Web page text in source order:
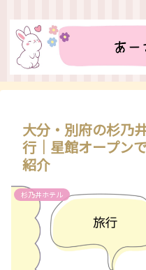
大分・別府の杉乃
行｜星館オープン
紹介
杉乃井ホテル